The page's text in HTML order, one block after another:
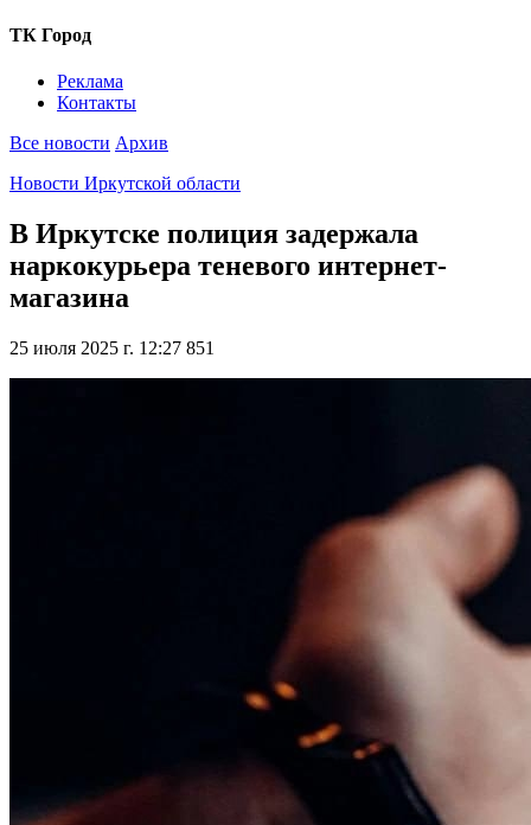
ТК Город
Реклама
Контакты
Все новости Архив
Новости Иркутской области
В Иркутске полиция задержала
наркокурьера теневого интернет-
магазина
25 июля 2025 г. 12:27 851